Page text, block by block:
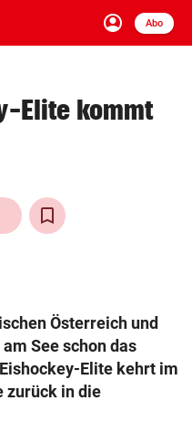
account_circle
Anmelden
Abo
close Schließen
arrow_right
2026
Elite kommt
Österreich und
See schon das
Elite kehrt im
zurück in die